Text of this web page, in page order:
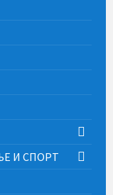
И СПОРТ